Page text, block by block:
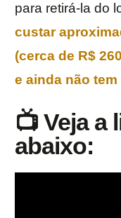
para retirá-la do
custar
(cerca de R$
e ainda não
📺 Veja a
abaixo: